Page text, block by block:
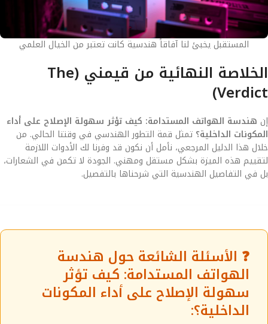
المستقبل يخبئ لنا آفاقاً هندسية كانت تعتبر من الخيال العلمي
الخلاصة النهائية من قيمني (The
Verdict)
إن هندسة الهواتف المستدامة: كيف تؤثر سهولة الإصلاح على أداء
المكونات الداخلية؟ تمثل قمة التطور الهندسي في وقتنا الحالي. من
خلال هذا الدليل المرجعي، نأمل أن نكون قد وفرنا لك الأدوات اللازمة
لتقييم هذه الميزة بشكل مستقل ومهني. الجودة لا تكمن في الشعارات،
بل في التفاصيل الهندسية التي شرحناها بالتفصيل.
❓ الأسئلة الشائعة حول هندسة
الهواتف المستدامة: كيف تؤثر
سهولة الإصلاح على أداء المكونات
الداخلية؟: